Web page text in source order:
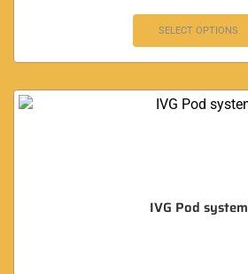
SELECT OPTIONS
IVG Pod system